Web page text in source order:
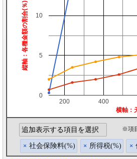
200 400
0
5
10
横軸：
縦軸：各種金額の割合(％)
※項目
追加表示する項目を選択
× 社会保険料(%) × 所得税(%) ×